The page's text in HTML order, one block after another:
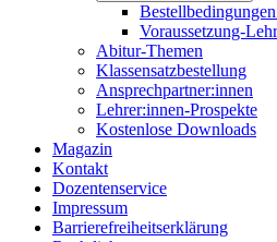
Voraussetzung-
Abitur-Themen
Klassensatzbestellung
Ansprechpartner:innen
Lehrer:innen-Prospekte
Kostenlose Downloads
Magazin
Kontakt
Dozentenservice
Impressum
Barrierefreiheitserklärung